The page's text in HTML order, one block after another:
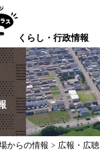
くらし・行政情報
からの情報 > 広報・広聴